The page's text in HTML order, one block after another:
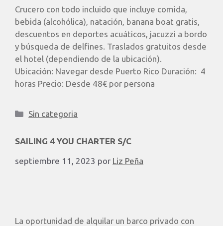
Crucero con todo incluido que incluye comida,
bebida (alcohólica), natación, banana boat gratis,
descuentos en deportes acuáticos, jacuzzi a bordo
y búsqueda de delfines. Traslados gratuitos desde
el hotel (dependiendo de la ubicación). ​
Ubicación: Navegar desde Puerto Rico Duración: 4
horas Precio: Desde 48€ por persona
Sin categoria
SAILING 4 YOU CHARTER S/C
septiembre 11, 2023 por Liz Peña
La oportunidad de alquilar un barco privado con